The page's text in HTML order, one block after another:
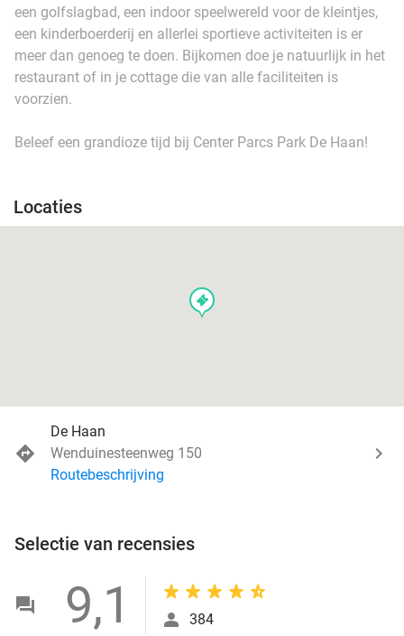
een golfslagbad, een indoor speelwereld voor de kleintjes,
een kinderboerderij en allerlei sportieve activiteiten is er
meer dan genoeg te doen. Bijkomen doe je natuurlijk in het
restaurant of in je cottage die van alle faciliteiten is
voorzien.
Beleef een grandioze tijd bij Center Parcs Park De Haan!
Locaties
events
De Haan
Wenduinesteenweg 150
Routebeschrijving
Selectie van recensies
9,1 384